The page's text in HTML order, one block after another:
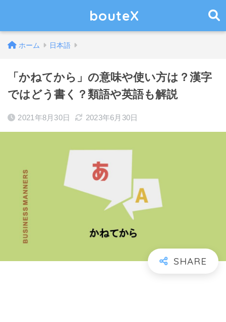
bouteX
ホーム 日本語
「かねてから」の意味や使い方は？漢字
ではどう書く？類語や英語も解説
2021年8月30日 2023年6月30日